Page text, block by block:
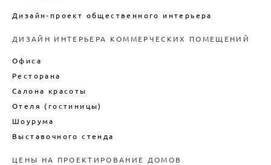
Дизайн-проект общественного интерьера
ДИЗАЙН ИНТЕРЬЕРА КОММЕРЧЕСКИХ ПОМЕЩЕНИЙ
Офиса
Ресторана
Салона красоты
Отеля (гостиницы)
Шоурума
Выставочного стенда
ЦЕНЫ НА ПРОЕКТИРОВАНИЕ ДОМОВ